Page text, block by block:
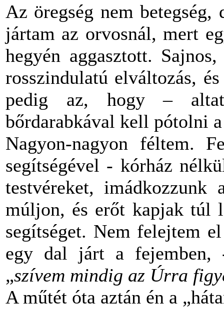
Az öregség nem
jártam az orvosnál, mert
hegyén aggasztott.
rosszindulatú elváltozás,
pedig az, hogy –
bőrdarabkával kell pótolni
Nagyon-nagyon féltem.
segítségével - kórház
testvéreket,
múljon, és erőt kapjak túl
segítséget. Nem felejtem
egy dal járt a fejemben,
„szívem mindig az Úrra
A műtét óta aztán én a